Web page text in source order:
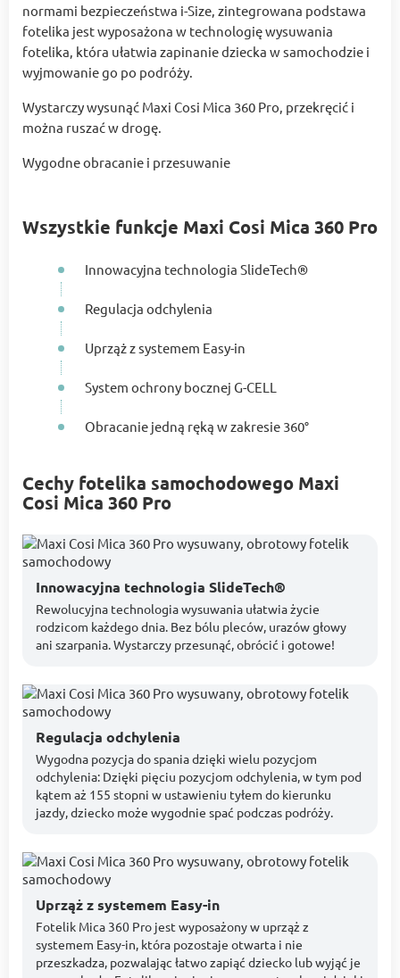
normami bezpieczeństwa i-Size, zintegrowana podstawa
fotelika jest wyposażona w technologię wysuwania
fotelika, która ułatwia zapinanie dziecka w samochodzie i
wyjmowanie go po podróży.
Wystarczy wysunąć Maxi Cosi Mica 360 Pro, przekręcić i
można ruszać w drogę.
Wygodne obracanie i przesuwanie
Wszystkie funkcje Maxi Cosi Mica 360 Pro
Innowacyjna technologia SlideTech®
Regulacja odchylenia
Uprząż z systemem Easy-in
System ochrony bocznej G-CELL
Obracanie jedną ręką w zakresie 360°
Cechy fotelika samochodowego Maxi
Cosi Mica 360 Pro
Innowacyjna technologia SlideTech®
Rewolucyjna technologia wysuwania ułatwia życie
rodzicom każdego dnia. Bez bólu pleców, urazów głowy
ani szarpania. Wystarczy przesunąć, obrócić i gotowe!
Regulacja odchylenia
Wygodna pozycja do spania dzięki wielu pozycjom
odchylenia: Dzięki pięciu pozycjom odchylenia, w tym pod
kątem aż 155 stopni w ustawieniu tyłem do kierunku
jazdy, dziecko może wygodnie spać podczas podróży.
Uprząż z systemem Easy-in
Fotelik Mica 360 Pro jest wyposażony w uprząż z
systemem Easy-in, która pozostaje otwarta i nie
przeszkadza, pozwalając łatwo zapiąć dziecko lub wyjąć je